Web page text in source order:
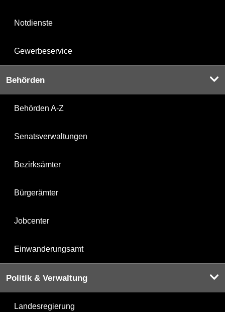
Notdienste
Gewerbeservice
Behörden
Behörden A-Z
Senatsverwaltungen
Bezirksämter
Bürgerämter
Jobcenter
Einwanderungsamt
Politik & Verwaltung
Landesregierung